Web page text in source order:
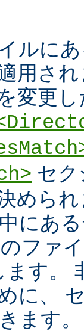
ルに
用さ
変更
セ
めら
にあ
ファ
す。
に、
ます。